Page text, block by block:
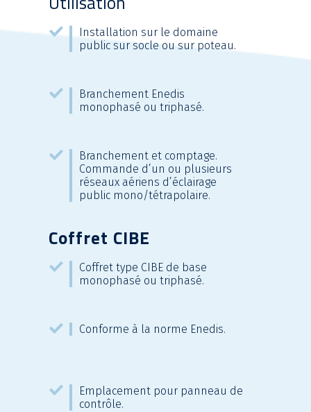
Installation sur le domaine
public sur socle ou sur poteau.
Branchement Enedis
monophasé ou triphasé.
Branchement et comptage.
Commande d’un ou plusieurs
réseaux aériens d’éclairage
public mono/tétrapolaire.
Coffret CIBE
Coffret type CIBE de base
monophasé ou triphasé.
Conforme à la norme Enedis.
Emplacement pour panneau de
contrôle.